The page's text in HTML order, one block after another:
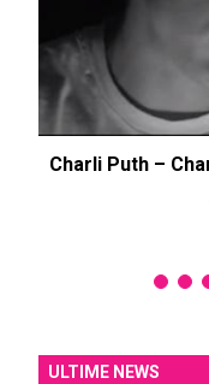
Charli Puth –
ULTIME NEWS